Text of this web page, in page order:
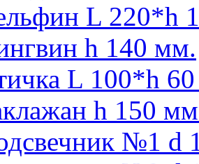
L 220*h
h 140 мм.
L 100*h
h 150
№1 d